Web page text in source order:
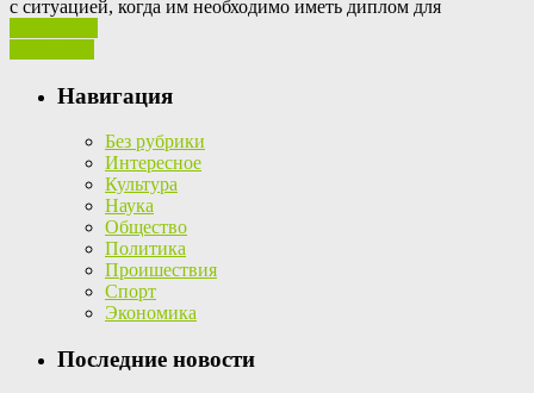
с ситуацией, когда им необходимо иметь диплом для
Навигация
Без рубрики
Интересное
Культура
Наука
Общество
Политика
Проишествия
Спорт
Экономика
Последние новости